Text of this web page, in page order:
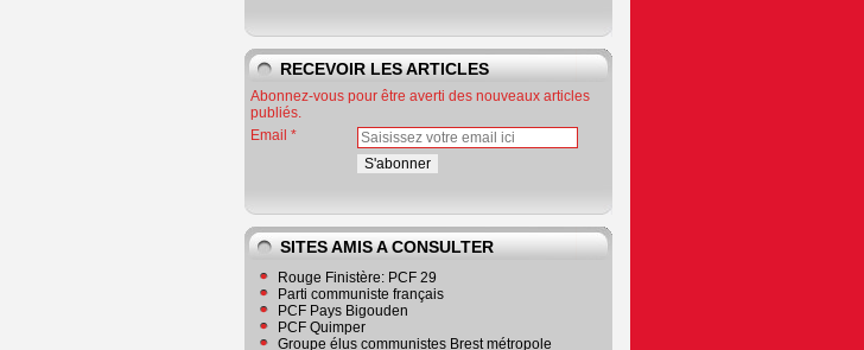
RECEVOIR LES ARTICLES
Abonnez-vous pour être averti des nouveaux articles
publiés.
Email
SITES AMIS A CONSULTER
Rouge Finistère: PCF 29
Parti communiste français
PCF Pays Bigouden
PCF Quimper
Groupe élus communistes Brest métropole